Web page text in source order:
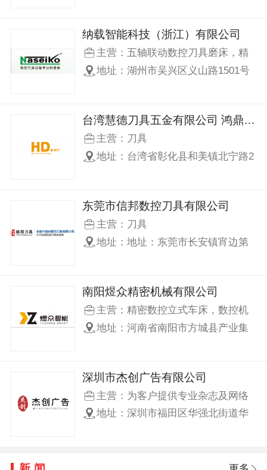
纳载智能科技（浙江）有限公司
主营：五轴联动数控刀具磨床，精
密砂轮修整机，四轴数控刀具磨床
地址：湖州市吴兴区义山路1501号
台湾慧德刀具五金有限公司 鸿鼎（东莞）切削工具有限公司
主营：刀具
地址：台湾省彰化县和美镇北宁路2
东莞市信邦数控刀具有限公司
主营：刀具
地址：地址：东莞市长安镇宵边第
南阳煜众精密机械有限公司
主营：精密数控立式车床，数控机
床
地址：河南省南阳市方城县产业集
深圳市杰创广告有限公司
主营：为客户提供专业杂志及网络
等品牌推广
地址：深圳市福田区华强北街道华